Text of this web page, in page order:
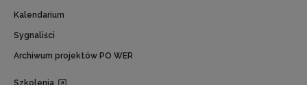
Kalendarium
Sygnaliści
Archiwum projektów PO WER
Szkolenia